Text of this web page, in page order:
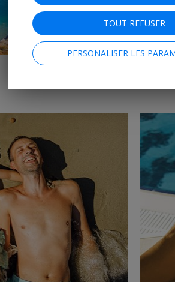
Dès
TOUT REFUSER
PERSONALISER LES